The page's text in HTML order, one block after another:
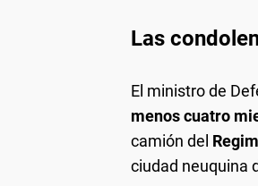
Las
El ministro de
menos cuatro
camión del
ciudad neuquina